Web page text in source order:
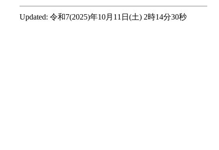
Updated: 令和7(2025)年10月11日(土) 2時14分30秒